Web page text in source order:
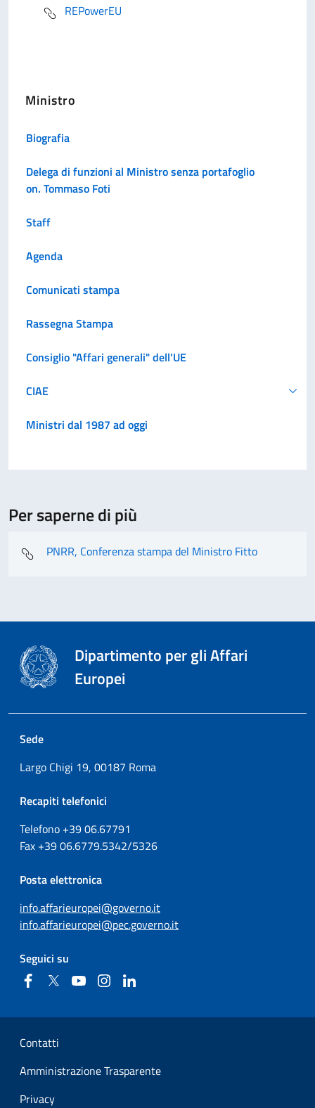
REPowerEU
Ministro
Biografia
Delega di funzioni al Ministro senza portafoglio
on. Tommaso Foti
Staff
Agenda
Comunicati stampa
Rassegna Stampa
Consiglio "Affari generali" dell'UE
CIAE
Ministri dal 1987 ad oggi
Per saperne di più
PNRR, Conferenza stampa del Ministro Fitto
Dipartimento per gli Affari
Europei
Sede
Largo Chigi 19, 00187 Roma
Recapiti telefonici
Telefono +3906.67791
Fax +3906.6779.5342/5326
Posta elettronica
info.affarieuropei@governo.it
info.affarieuropei@pec.governo.it
Seguici su
FacebookTwitter YouTubeInstagram
Sezione Link Utili
Contatti
Amministrazione Trasparente
Privacy